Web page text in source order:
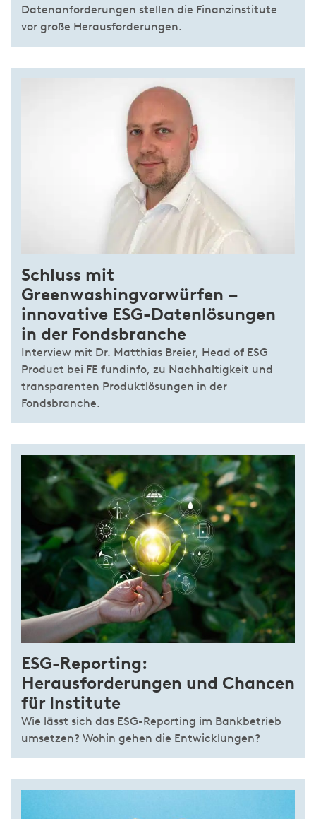
Datenanforderungen stellen die Finanzinstitute
vor große Herausforderungen.
Schluss mit
Greenwashingvorwürfen –
innovative ESG-Datenlösungen
in der Fondsbranche
Interview mit Dr. Matthias Breier, Head of ESG
Product bei FE fundinfo, zu Nachhaltigkeit und
transparenten Produktlösungen in der
Fondsbranche.
ESG-Reporting:
Herausforderungen und Chancen
für Institute
Wie lässt sich das ESG-Reporting im Bankbetrieb
umsetzen? Wohin gehen die Entwicklungen?